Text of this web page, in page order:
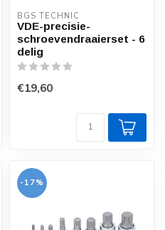
BGS TECHNIC
VDE-precisie-
schroevendraaierset - 6
delig
€19,60
-17%